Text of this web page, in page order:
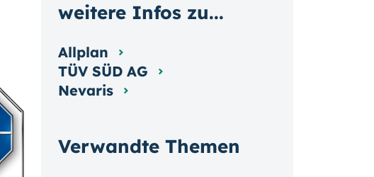
Verwandte Themen
weitere Infos zu...
Allplan
TÜV SÜD AG
Nevaris